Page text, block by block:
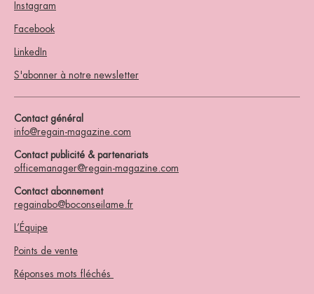
Instagram
Facebook
LinkedIn
S'abonner à notre newsletter
Contact général
info@regain-magazine.com
Contact publicité & partenariats
officemanager@regain-magazine.com
Contact abonnement
regainabo@boconseilame.fr
L’Équipe
Points de vente
Réponses mots fléchés